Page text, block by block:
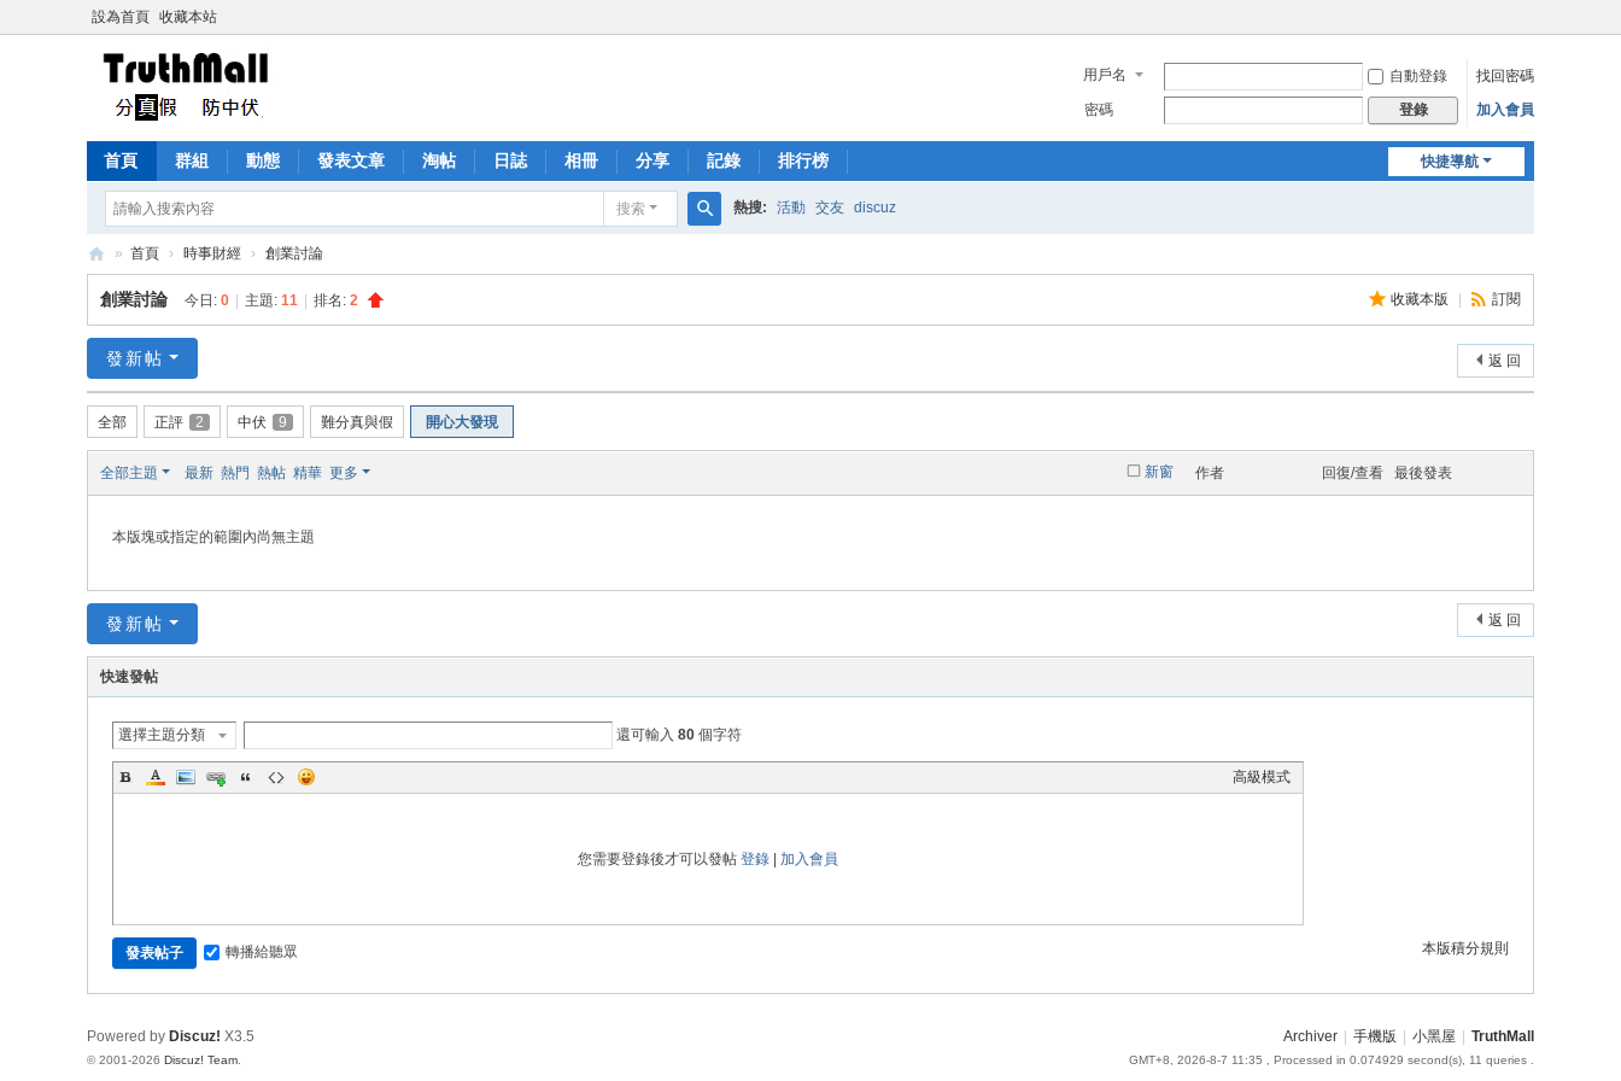
設為首頁 收藏本站
用戶名 自動登錄
找回密碼
密碼
登錄 加入會員
快捷導航
首頁 群組 動態 發表文章 淘帖 日誌 相冊 分享 記錄 排行榜
搜索
索
熱搜: 活動 交友 discuz
ut
M
all
» 首頁 › 時事財經 › 創業討論
收藏本版 訂閱
創業討論 今日: 0 主題: 11 排名: 2
返 回
發新帖
全部 正評 2 中伏 9 難分真與假 開心大發現
新窗
全部主題 最新 熱門 熱帖 精華 更多 作者 回復/查看 最後發表
本版塊或指定的範圍內尚無主題
返 回
發新帖
快速發帖
選擇主題分類 還可輸入 80 個字符
高級模式
您需要登錄後才可以發帖 登錄 加入會員
本版積分規則
發表帖子 轉播給聽眾
Archiver 手機版 小黑屋 TruthMall
GMT+8, 2026-8-7 11:35 , Processed in 0.074929 second(s), 11 queries .
Powered by Discuz! X3.5
© 2001-2026 Discuz! Team